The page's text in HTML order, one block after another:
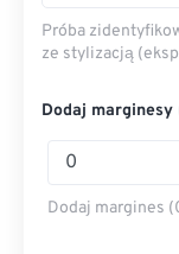
Próba
ze stylizacją
Dodaj marginesy
Dodaj margines